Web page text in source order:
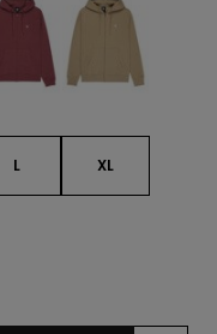
L XL